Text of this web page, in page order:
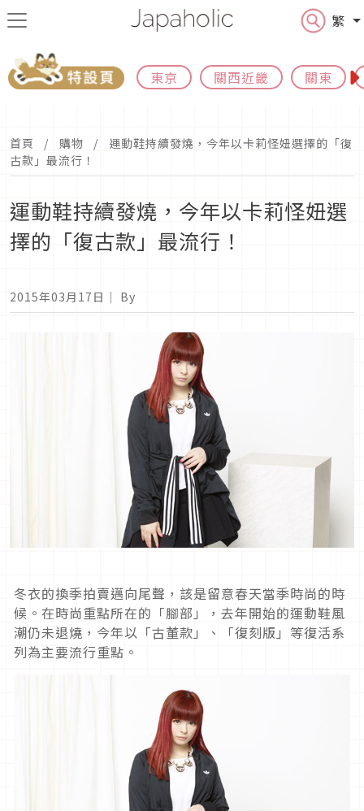
繁
東京 關西近畿 關東
首頁 購物
運動鞋持續發燒，今年以卡莉怪妞選擇的「復
古款」最流行！
運動鞋持續發燒，今年以卡莉怪妞選
擇的「復古款」最流行！
2015年03月17日 ｜ By
冬衣的換季拍賣邁向尾聲，該是留意春天當季時尚的時
候。在時尚重點所在的「腳部」，去年開始的運動鞋風
潮仍未退燒，今年以「古董款」、「復刻版」等復活系
列為主要流行重點。